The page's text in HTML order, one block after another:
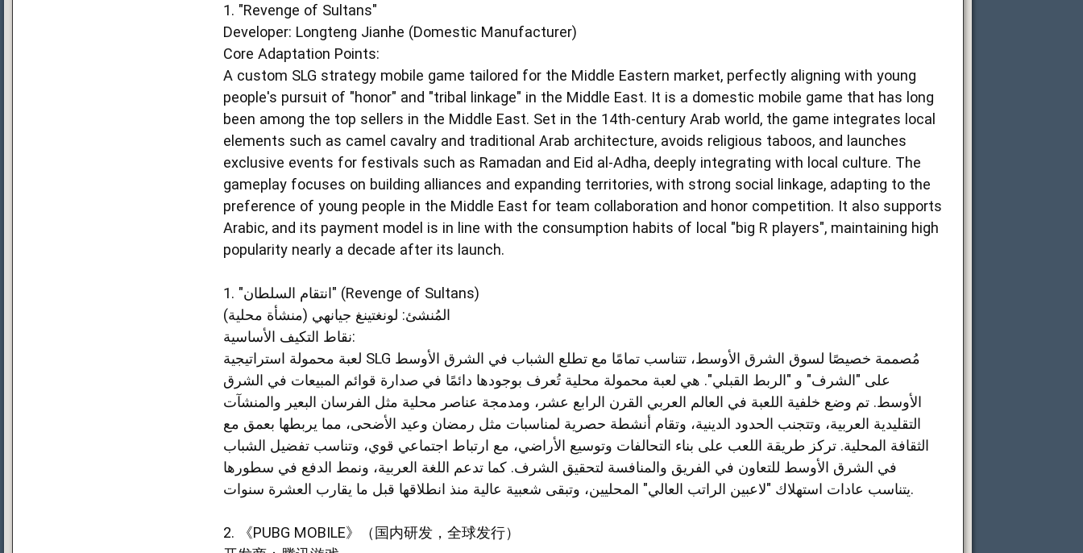
1. "Revenge of Sultans"
Developer: Longteng Jianhe (Domestic Manufacturer)
Core Adaptation Points:
A custom SLG strategy mobile game tailored for the Middle Eastern market, perfectly aligning with young
people's pursuit of "honor" and "tribal linkage" in the Middle East. It is a domestic mobile game that has long
been among the top sellers in the Middle East. Set in the 14th-century Arab world, the game integrates local
elements such as camel cavalry and traditional Arab architecture, avoids religious taboos, and launches
exclusive events for festivals such as Ramadan and Eid al-Adha, deeply integrating with local culture. The
gameplay focuses on building alliances and expanding territories, with strong social linkage, adapting to the
preference of young people in the Middle East for team collaboration and honor competition. It also supports
Arabic, and its payment model is in line with the consumption habits of local "big R players", maintaining high
popularity nearly a decade after its launch.
1. "انتقام السلطان" (Revenge of Sultans)
المُنشئ: لونغتينغ جيانهي (منشأة محلية)
نقاط التكيف الأساسية:
لعبة محمولة استراتيجية SLG مُصممة خصيصًا لسوق الشرق الأوسط، تتناسب تمامًا مع تطلع الشباب في الشرق الأوسط
على "الشرف" و "الربط القبلي". هي لعبة محمولة محلية تُعرف بوجودها دائمًا في صدارة قوائم المبيعات في الشرق
الأوسط. تم وضع خلفية اللعبة في العالم العربي القرن الرابع عشر، ومدمجة عناصر محلية مثل الفرسان البعير والمنشآت
التقليدية العربية، وتتجنب الحدود الدينية، وتقام أنشطة حصرية لمناسبات مثل رمضان وعيد الأضحى، مما يربطها بعمق مع
الثقافة المحلية. تركز طريقة اللعب على بناء التحالفات وتوسيع الأراضي، مع ارتباط اجتماعي قوي، وتناسب تفضيل الشباب
في الشرق الأوسط للتعاون في الفريق والمنافسة لتحقيق الشرف. كما تدعم اللغة العربية، ونمط الدفع في سطورها
يتناسب عادات استهلاك "لاعبين الراتب العالي" المحليين، وتبقى شعبية عالية منذ انطلاقها قبل ما يقارب العشرة سنوات.
2. 《PUBG MOBILE》（国内研发，全球发行）